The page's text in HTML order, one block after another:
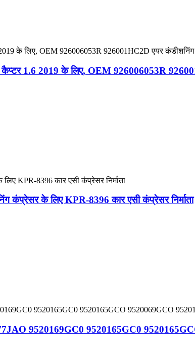
कैप्टर 1.6 2019 के लिए, OEM 926006053R
के लिए KPR-8396 कार एसी कंप्रेसर निर्माता
9520169GC0 9520165GC0